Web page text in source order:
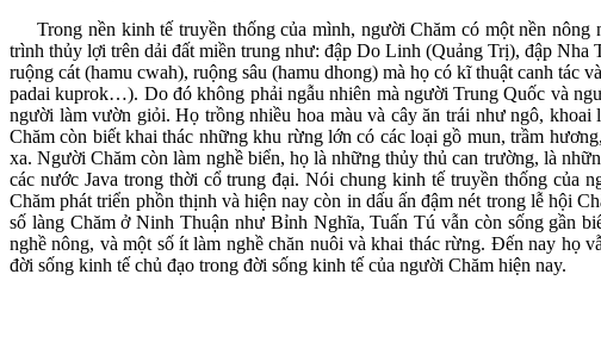
Trong nền kinh tế truyền thống của mình, người Chăm có một nền nông
trình thủy lợi trên dải đất miền trung như: đập Do Linh (Quảng Trị), đập
ruộng cát (hamu cwah), ruộng sâu (hamu dhong) mà họ có kĩ thuật canh tác
padai kuprok…). Do đó không phải ngẫu nhiên mà người Trung Quốc và
người làm vườn giỏi. Họ trồng nhiều hoa màu và cây ăn trái như ngô,
Chăm còn biết khai thác những khu rừng lớn có các loại gồ mun, trầm
xa. Người Chăm còn làm nghề biển, họ là những thủy thủ can trường, là
các nước Java trong thời cổ trung đại. Nói chung kinh tế truyền thống của
Chăm phát triển phồn thịnh và hiện nay còn in dấu ấn đậm nét trong lễ hội
số làng Chăm ở Ninh Thuận như Bỉnh Nghĩa, Tuấn Tú vẫn còn sống gần
nghề nông, và một số ít làm nghề chăn nuôi và khai thác rừng. Đến nay họ
đời sống kinh tế chủ đạo trong đời sống kinh tế của người Chăm hiện nay.